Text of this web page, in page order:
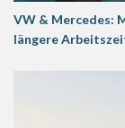
VW & Mercedes:
längere